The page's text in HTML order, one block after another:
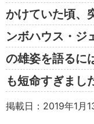
かけていた頃、
ンボハウス・ジ
の雄姿を語るに
も短命すぎまし
掲載日：2019年1月